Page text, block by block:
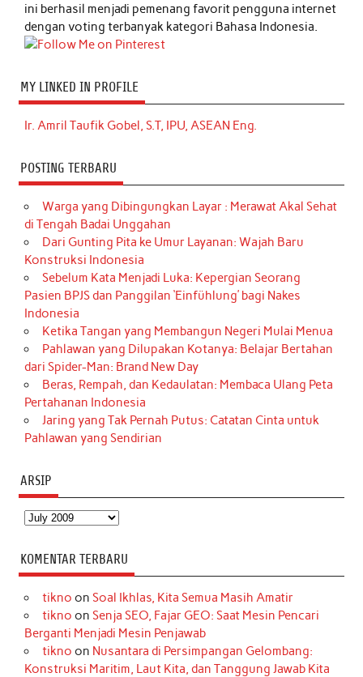
ini berhasil menjadi pemenang favorit pengguna internet
dengan voting terbanyak kategori Bahasa Indonesia.
MY LINKED IN PROFILE
Ir. Amril Taufik Gobel, S.T, IPU, ASEAN Eng.
POSTING TERBARU
Warga yang Dibingungkan Layar : Merawat Akal Sehat
di Tengah Badai Unggahan
Dari Gunting Pita ke Umur Layanan: Wajah Baru
Konstruksi Indonesia
Sebelum Kata Menjadi Luka: Kepergian Seorang
Pasien BPJS dan Panggilan ‘Einfühlung’ bagi Nakes
Indonesia
Ketika Tangan yang Membangun Negeri Mulai Menua
Pahlawan yang Dilupakan Kotanya: Belajar Bertahan
dari Spider-Man: Brand New Day
Beras, Rempah, dan Kedaulatan: Membaca Ulang Peta
Pertahanan Indonesia
Jaring yang Tak Pernah Putus: Catatan Cinta untuk
Pahlawan yang Sendirian
ARSIP
Arsip
KOMENTAR TERBARU
tikno on Soal Ikhlas, Kita Semua Masih Amatir
tikno on Senja SEO, Fajar GEO: Saat Mesin Pencari
Berganti Menjadi Mesin Penjawab
tikno on Nusantara di Persimpangan Gelombang:
Konstruksi Maritim, Laut Kita, dan Tanggung Jawab Kita